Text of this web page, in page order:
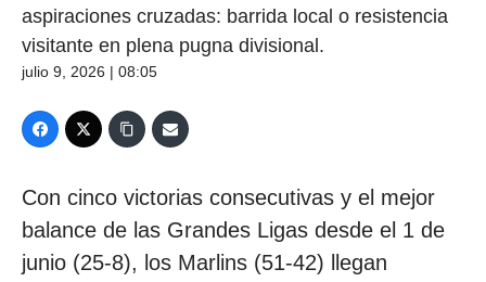
aspiraciones cruzadas: barrida local o resistencia
visitante en plena pugna divisional.
julio 9, 2026 | 08:05
Con cinco victorias consecutivas y el mejor
balance de las Grandes Ligas desde el 1 de
junio (25-8), los Marlins (51-42) llegan